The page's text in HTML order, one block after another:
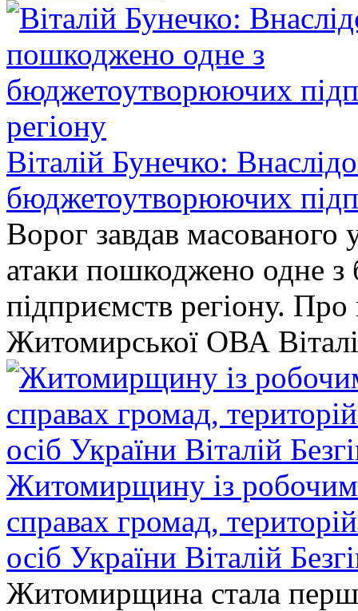
Віталій Бунечко:
бюджетоутворюючих
Ворог завдав масованого
атаки пошкоджено одне
підприємств регіону.
Житомирської ОВА
Житомирщину із робочим
справах громад,
осіб України Віталій
Житомирщина стала